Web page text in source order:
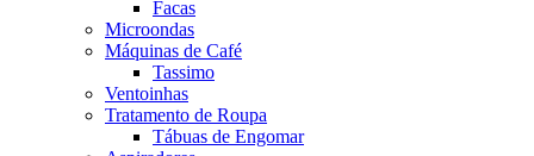
Facas
Microondas
Máquinas de Café
Tassimo
Ventoinhas
Tratamento de Roupa
Tábuas de Engomar